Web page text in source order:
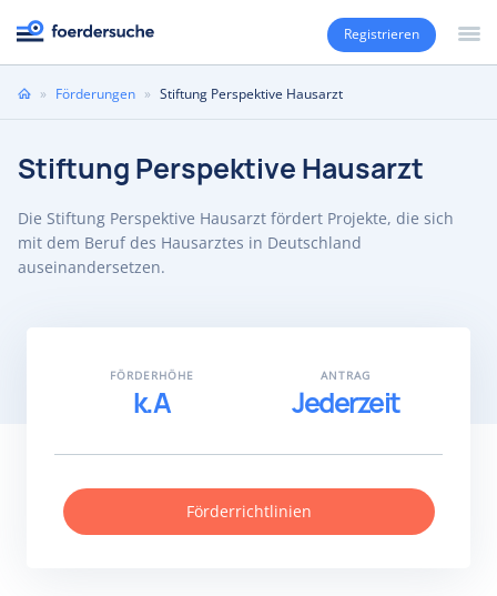
Registrieren
Sie» Förderungen » Stiftung Perspektive Hausarzt
Stiftung Perspektive Hausarzt
Die Stiftung Perspektive Hausarzt fördert Projekte, die sich
mit dem Beruf des Hausarztes in Deutschland
auseinandersetzen.
FÖRDERHÖHE
k.A
ANTRAG
Jederzeit
Förderrichtlinien